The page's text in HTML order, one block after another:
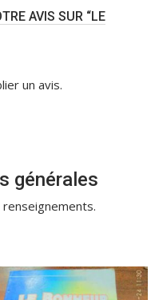
AVIS SUR “LE
un avis.
générales